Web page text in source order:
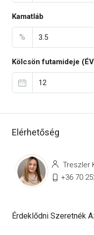
Kamatláb
%
Kölcsön futamideje
Elérhetőség
Treszler
+36 70
Érdeklődni Szeretnék